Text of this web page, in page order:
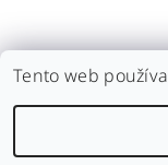
Tento web